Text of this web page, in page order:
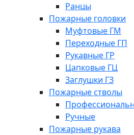
Ранцы
Пожарные головки
Муфтовые ГМ
Переходные ГП
Рукавные ГР
Цапковые ГЦ
Заглушки ГЗ
Пожарные стволы
Ручные
Пожарные рукава